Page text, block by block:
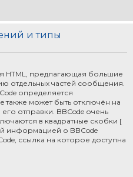
и типы
HTML, предлагающая большие
отдельных частей сообщения.
определяется
также может быть отключён на
отправки. BBCode очень
в квадратные скобки [
информацией о BBCode
ссылка на которое доступна